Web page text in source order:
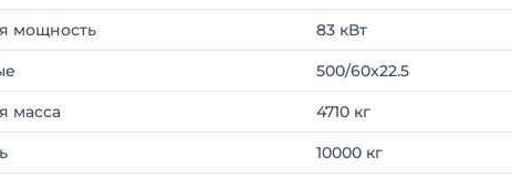
мощность 83 кВт
500/60x22.5
масса 4710 кг
10000 кг